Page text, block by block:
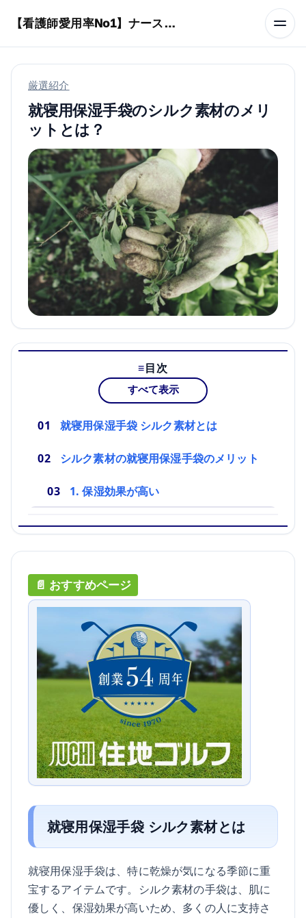
【看護師愛用率No1】ナースリーで人気の商品はコレ
厳選紹介
就寝用保湿手袋のシルク素材のメリ
ットとは？
目次
すべて表示
就寝用保湿手袋 シルク素材とは
シルク素材の就寝用保湿手袋のメリット
1. 保湿効果が高い
就寝用保湿手袋 シルク素材とは
就寝用保湿手袋は、特に乾燥が気になる季節に重
宝するアイテムです。シルク素材の手袋は、肌に
優しく、保湿効果が高いため、多くの人に支持さ